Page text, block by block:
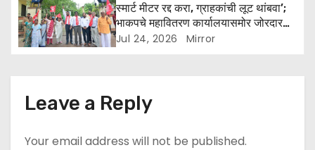
स्मार्ट मीटर रद्द करा, ग्राहकांची लूट थांबवा’;
भाकपचे महावितरण कार्यालयासमोर जोरदार
निदर्शने
Jul 24, 2026 Mirror
Leave a Reply
Your email address will not be published.